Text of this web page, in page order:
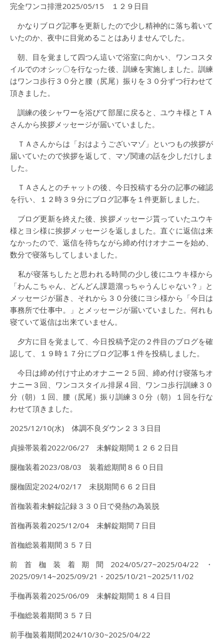
完全ワンコ排泄2025/05/15 １２９日目
かなりブログ記事を更新したので少し精神的に落ち着いて
いたのか、夜中に目覚めることはありませんでした。
朝、目を覚まして四つん這いで浴室に向かい、ワンコスタ
イルでのオシッ〇を行なった後、訓練を実施しました。訓練
はワンコ歩行３０分と腰（尻尾）振りを３０分ずつ行わせて
頂きました。
訓練の後シャワーを浴びて部屋に戻ると、ユウキ様とＴＡ
さんから挨拶メッセージが届いていました。
ＴＡさんからは「おはようございマゾ」といつもの挨拶が
届いていたので挨拶を返して、マゾ関連の話を少しだけしま
した。
ＴＡさんとのチャットの後、今日投稿する分の記事の確認
を行い、１２時３９分にブログ記事を１件更新しました。
ブログ更新を終えた後、挨拶メッセージ貰っていたユウキ
様とヨシ様に挨拶メッセージを返しました。直ぐに返信は来
なかったので、返信を待ちながら締め付けオナニーを始め、
数分で寝落ちしてしまいました。
私が寝落ちしたと思われる時間の少し後にユウキ様から
「わんこちゃん、どんどん課題溜っちゃうんじゃない？」と
メッセージが届き、それから３０分後にヨシ様から「今日は
事務所で仕事中。」とメッセージが届いていました。何れも
寝ていて返信は出来ていません。
夕方に目を覚まして、今日投稿予定の２件目のブログを確
認して、１９時１７分にブログ記事１件を投稿しました。
今日は締め付け寸止めオナニー２５回、締め付け寝落ちオ
ナニー３回、ワンコスタイル排尿４回、ワンコ歩行訓練３０
分（朝）１回、腰（尻尾）振り訓練３０分（朝）１回を行な
わせて頂きました。
2025/12/10(水) 体調不良ダウン２３３日目
貞操帯装着2022/06/27 未解錠期間１２６２日目
腿枷装着2023/08/03 装着総期間８６０日目
腿枷固定2024/02/17 未脱期間６６２日目
首枷装着未解錠記録３３０日で発熱の為装脱
首枷再装着2025/12/04 未解錠期間７日目
首枷総装着期間３５７日
前首枷装着期間2024/05/27~2025/04/22・
2025/09/14~2025/09/21・2025/10/21~2025/11/02
手枷再装着2025/06/09 未解錠期間１８４日目
手枷総装着期間３５７日
前手枷装着期間2024/10/30~2025/04/22